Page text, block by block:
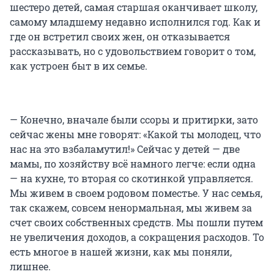
шестеро детей, самая старшая оканчивает школу,
самому младшему недавно исполнился год. Как и
где он встретил своих жен, он отказывается
рассказывать, но с удовольствием говорит о том,
как устроен быт в их семье.
— Конечно, вначале были ссоры и притирки, зато
сейчас жены мне говорят: «Какой ты молодец, что
нас на это взбаламутил!» Сейчас у детей — две
мамы, по хозяйству всё намного легче: если одна
— на кухне, то вторая со скотинкой управляется.
Мы живем в своем родовом поместье. У нас семья,
так скажем, совсем ненормальная, мы живем за
счет своих собственных средств. Мы пошли путем
не увеличения доходов, а сокращения расходов. То
есть многое в нашей жизни, как мы поняли,
лишнее.